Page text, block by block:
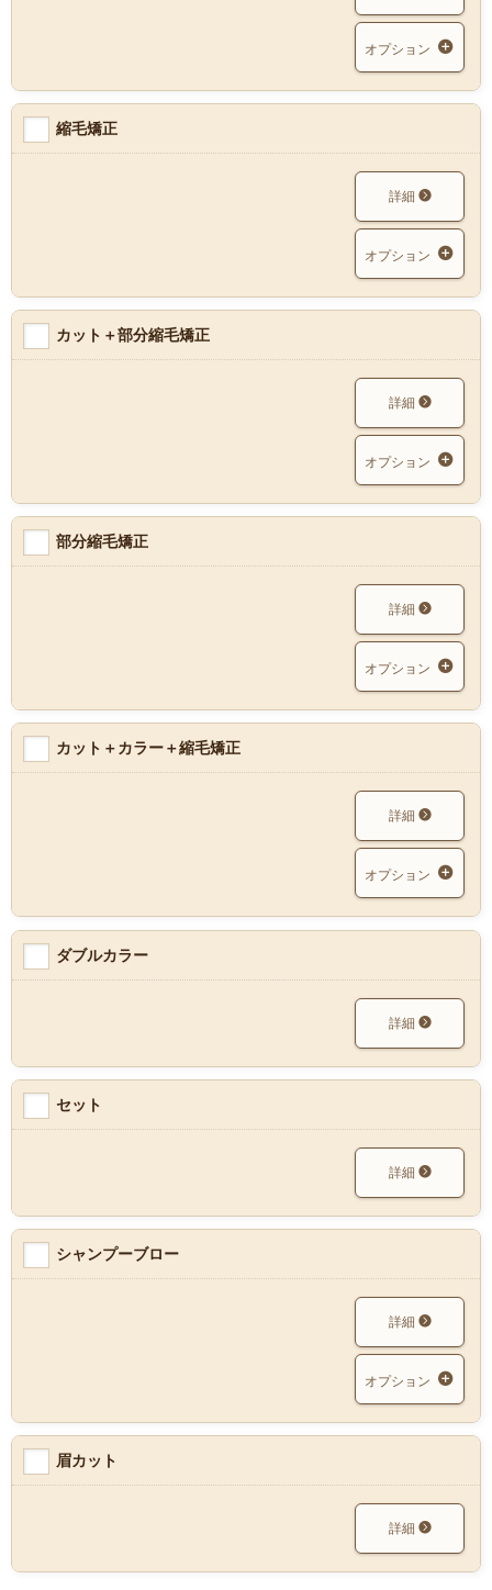
オプション
縮毛矯正
詳細
オプション
カット＋部分縮毛矯正
詳細
オプション
部分縮毛矯正
詳細
オプション
カット＋カラー＋縮毛矯正
詳細
オプション
ダブルカラー
詳細
セット
詳細
シャンプーブロー
詳細
オプション
眉カット
詳細